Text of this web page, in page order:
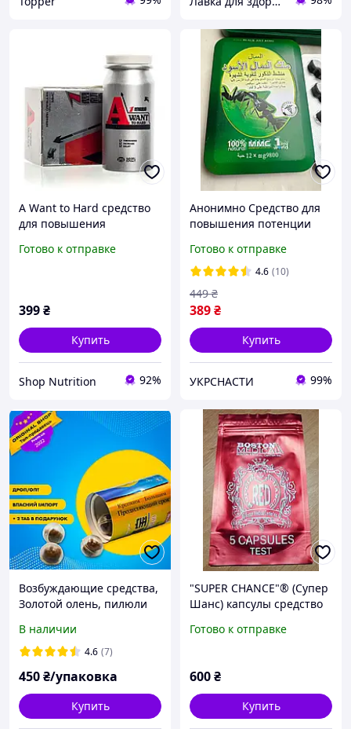
A Want to Hard средство
для повышения
Готово к отправке
399₴
Купить
Shop Nutrition 92%
Анонимно Средство для
повышения потенции
Королевский Черный
Муравей 12 шт Таблетки
для эрекции
Готово к отправке
4.6 (10)
389₴
449 ₴
Купить
УКРСНАСТИ 99%
Возбуждающие средства,
Золотой олень, пилюли
потенции, сильнее чем
виагра
В наличии
4.6 (7)
450₴/упаковка
Купить
"SUPER CHANCE"® (Супер
Шанс) капсулы средство
потенции 5 капсул.
Готово к отправке
600₴
Купить